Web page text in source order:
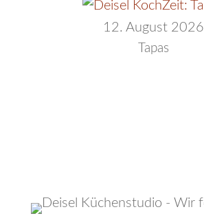
12. August 2026
Tapas